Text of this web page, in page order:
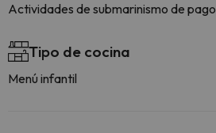
Actividades de submarinismo de pago
Tipo de cocina
Menú infantil